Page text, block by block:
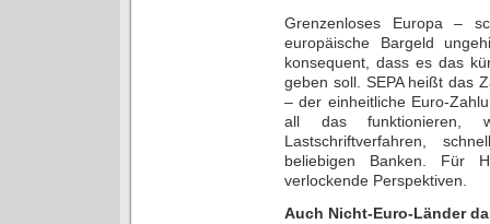
Grenzenloses Europa –
europäische Bargeld
konsequent, dass es das
geben soll. SEPA heißt das
– der einheitliche Euro-
all das
Lastschriftverfahren,
beliebigen Banken. Für
verlockende Perspektiven.
Auch Nicht-Euro-Länder